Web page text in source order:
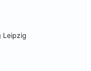
Leipzig